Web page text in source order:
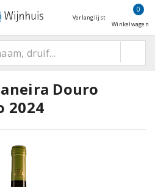
Verlanglijst
0
Winkelwagen
Douro
2024